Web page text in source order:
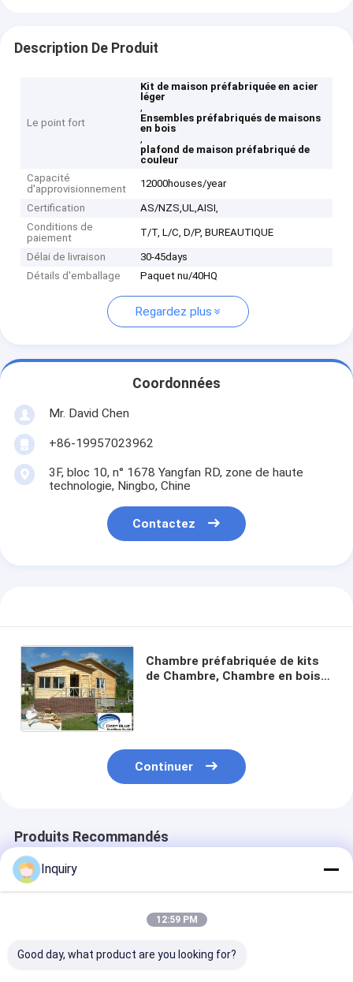
Description De Produit
Le point fort
Kit de maison préfabriquée en acier
léger
,
Ensembles préfabriqués de maisons
en bois
,
plafond de maison préfabriqué de
couleur
Capacité
d'approvisionnement
12000houses/year
Certification
AS/NZS,UL,AISI,
Conditions de
paiement
T/T, L/C, D/P, BUREAUTIQUE
Délai de livraison
30-45days
Détails d'emballage
Paquet nu/40HQ
Regardez plus
Coordonnées
Mr. David Chen
+86-19957023962
3F, bloc 10, n° 1678 Yangfan RD, zone de haute
technologie, Ningbo, Chine
Contactez
Chambre préfabriquée de kits
de Chambre, Chambre en bois
Continuer
Produits Recommandés
Inquiry
12:59 PM
Good day, what product are you looking for?